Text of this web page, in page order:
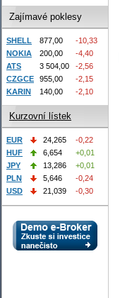
Zajímavé poklesy
SHELL 877,00
-10,33
NOKIA
200,00
-4,40
ATS
3 504,00
-2,56
CZGCE
955,00
-2,15
KARIN
140,00 -2,10
Kurzovní lístek
EUR 24,265
-0,22
HUF
6,654
+0,01
JPY
13,286
+0,01
PLN
5,646
-0,24
USD
21,039 -0,30